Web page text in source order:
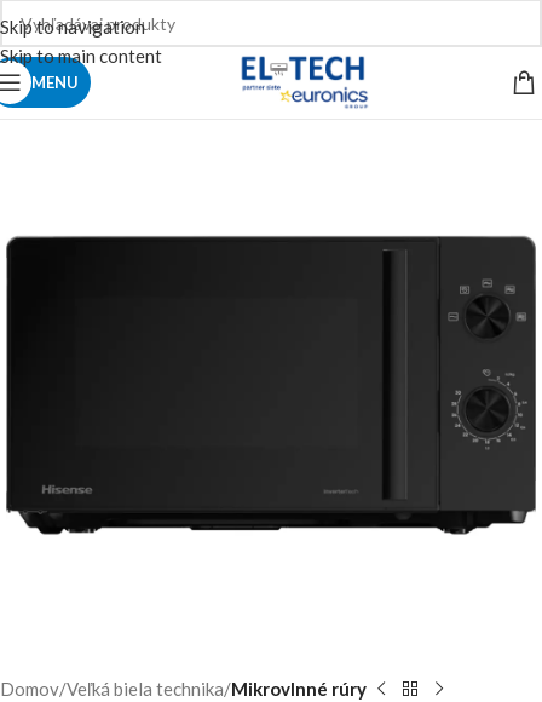
Skip to navigation
Skip to main content
MENU
Domov Veľká biela technika Mikrovlnné rúry